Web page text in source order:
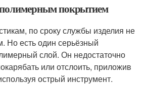
покрытием
по сроку службы изделия не
Но есть один серьёзный
слой. Он недостаточно
или отслоить, приложив
острый инструмент.